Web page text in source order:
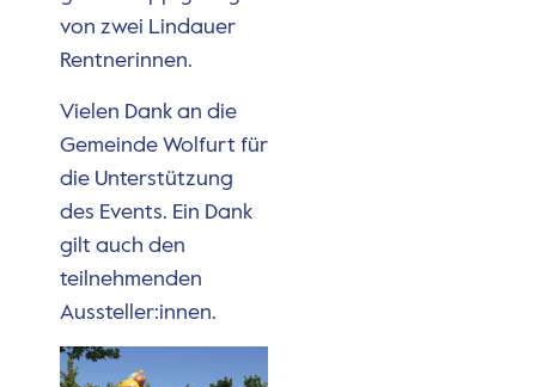
von zwei Lindauer
Rentnerinnen.
Vielen Dank an die
Gemeinde Wolfurt für
die Unterstützung
des Events. Ein Dank
gilt auch den
teilnehmenden
Aussteller:innen.